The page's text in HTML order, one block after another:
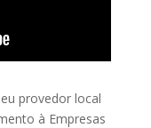
provedor local
à Empresas